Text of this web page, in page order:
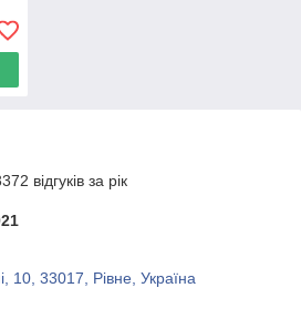
відгуків за рік
10, 33017, Рівне, Україна